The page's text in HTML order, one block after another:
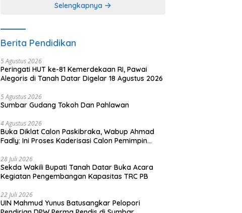
Selengkapnya
Berita Pendidikan
5 Agustus 2026
Peringati HUT ke-81 Kemerdekaan RI, Pawai
Alegoris di Tanah Datar Digelar 18 Agustus 2026
5 Agustus 2026
Sumbar Gudang Tokoh Dan Pahlawan
4 Agustus 2026
Buka Diklat Calon Paskibraka, Wabup Ahmad
Fadly: Ini Proses Kaderisasi Calon Pemimpin
28 Juli 2026
Sekda Wakili Bupati Tanah Datar Buka Acara
Kegiatan Pengembangan Kapasitas TRC PB
22 Juli 2026
UIN Mahmud Yunus Batusangkar Pelopori